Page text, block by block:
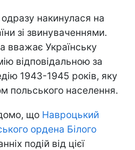
накинулася на
зі звинуваченнями.
вважає Українську
відповідальною за
1943-1945 років, яку
польського населення.
що Навроцький
ордена Білого
подій від цієї